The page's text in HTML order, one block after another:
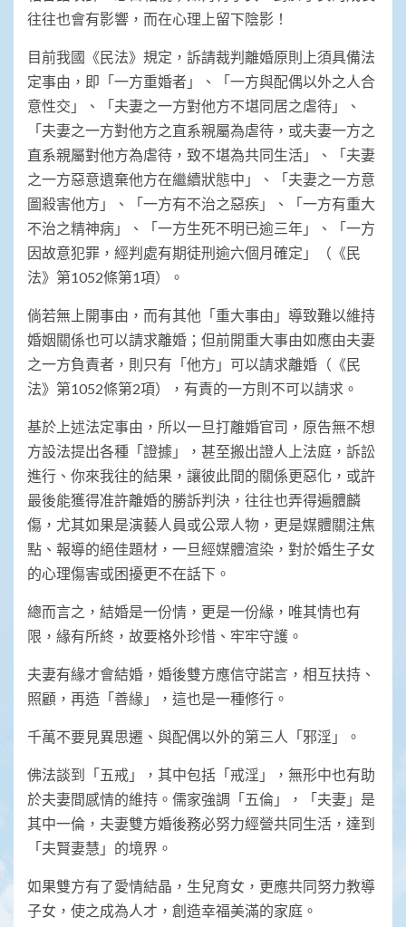
往往也會有影響，而在心理上留下陰影！
目前我國《民法》規定，訴請裁判離婚原則上須具備法
定事由，即「一方重婚者」、「一方與配偶以外之人合
意性交」、「夫妻之一方對他方不堪同居之虐待」、
「夫妻之一方對他方之直系親屬為虐待，或夫妻一方之
直系親屬對他方為虐待，致不堪為共同生活」、「夫妻
之一方惡意遺棄他方在繼續狀態中」、「夫妻之一方意
圖殺害他方」、「一方有不治之惡疾」、「一方有重大
不治之精神病」、「一方生死不明已逾三年」、「一方
因故意犯罪，經判處有期徒刑逾六個月確定」（《民
法》第1052條第1項）。
倘若無上開事由，而有其他「重大事由」導致難以維持
婚姻關係也可以請求離婚；但前開重大事由如應由夫妻
之一方負責者，則只有「他方」可以請求離婚（《民
法》第1052條第2項），有責的一方則不可以請求。
基於上述法定事由，所以一旦打離婚官司，原告無不想
方設法提出各種「證據」，甚至搬出證人上法庭，訴訟
進行、你來我往的結果，讓彼此間的關係更惡化，或許
最後能獲得准許離婚的勝訴判決，往往也弄得遍體麟
傷，尤其如果是演藝人員或公眾人物，更是媒體關注焦
點、報導的絕佳題材，一旦經媒體渲染，對於婚生子女
的心理傷害或困擾更不在話下。
總而言之，結婚是一份情，更是一份緣，唯其情也有
限，緣有所終，故要格外珍惜、牢牢守護。
夫妻有緣才會結婚，婚後雙方應信守諾言，相互扶持、
照顧，再造「善緣」，這也是一種修行。
千萬不要見異思遷、與配偶以外的第三人「邪淫」。
佛法談到「五戒」，其中包括「戒淫」，無形中也有助
於夫妻間感情的維持。儒家強調「五倫」，「夫妻」是
其中一倫，夫妻雙方婚後務必努力經營共同生活，達到
「夫賢妻慧」的境界。
如果雙方有了愛情結晶，生兒育女，更應共同努力教導
子女，使之成為人才，創造幸福美滿的家庭。